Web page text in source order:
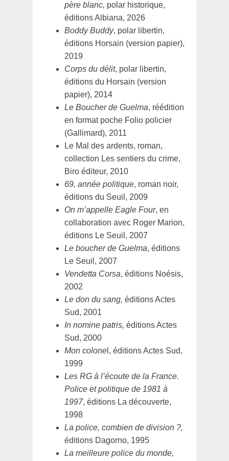
père blanc, polar historique,
éditions Albiana, 2026
Boddy Buddy, polar libertin,
éditions Horsain (version papier),
2019
Corps du délit, polar libertin,
éditions du Horsain (version
papier), 2014
Le Boucher de Guelma, réédition
en format poche Folio policier
(Gallimard), 2011
Le Mal des ardents, roman,
collection Les sentiers du crime,
Biro éditeur, 2010
69, année politique, roman noir,
éditions du Seuil, 2009
On m’appelle Eagle Four, en
collaboration avec Roger Marion,
éditions Le Seuil, 2007
Le boucher de Guelma, éditions
Le Seuil, 2007
Vendetta Corsa, éditions Noésis,
2002
Le don du sang, éditions Actes
Sud, 2001
In nomine patris, éditions Actes
Sud, 2000
Mon colone l, éditions Actes Sud,
1999
Les RG à l’écoute de la France.
Police et politique de 1981 à
1997, éditions La découverte,
1998
La police, combien de division ?,
éditions Dagorno, 1995
La meilleure police du monde,